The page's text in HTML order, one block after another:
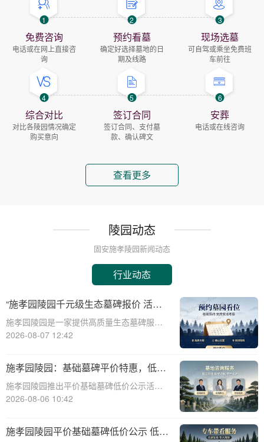
1
免费咨询
电话或在网上直接咨
询
2
预约看墓
确定好选择墓地的日
期及线路
3
现场选墓
可自驾或乘坐免费班
车前往
4
综合对比
对比各陵园情况确定
购买意向
5
签订合同
签订合同、支付墓
款、确认碑文
6
安葬
电话或在线咨询
查看更多
陵园动态
固安施孝陵园新闻动态
行业动态
“施孝园陵园千元级生态墓碑报价 活动
期免费更换碑面石材 优惠福利详解析”
施孝园陵园是一家提供高质量生态墓碑服务
的知名陵园，其推出的千元级生态墓碑报价
活动的优惠福利，帮助消费者更好地了解和
选择。施孝园陵园的生态墓碑采用环保材
料，符合现代
2026-08-07 12:42
施孝园陵园：基础墓碑平价特惠，低预
算家庭专属优惠详解
施孝园陵园推出平价基础墓碑低价公示活
动，为低预算家庭提供专属优惠，帮助您在
济实惠且美观的墓碑。☎ 施孝园陵园电
话:400-838-5063平价基础墓碑的特点：
2026-08-06 10:42
施孝园陵园平价基础墓碑低价公示 低预